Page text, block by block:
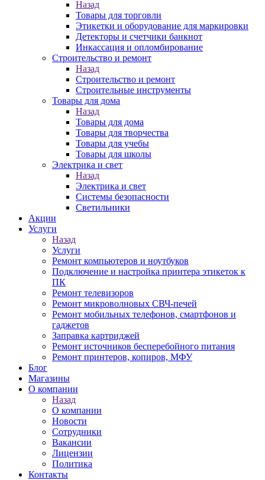
Назад
Товары для торговли
Этикетки и оборудование для маркировки
Детекторы и счетчики банкнот
Инкассация и опломбирование
Строительство и ремонт
Назад
Строительство и ремонт
Строительные инструменты
Товары для дома
Назад
Товары для дома
Товары для творчества
Товары для учебы
Товары для школы
Электрика и свет
Назад
Электрика и свет
Системы безопасности
Светильники
Акции
Услуги
Назад
Услуги
Ремонт компьютеров и ноутбуков
Подключение и настройка принтера этикеток к
ПК
Ремонт телевизоров
Ремонт микроволновых СВЧ-печей
Ремонт мобильных телефонов, смартфонов и
гаджетов
Заправка картриджей
Ремонт источников бесперебойного питания
Ремонт принтеров, копиров, МФУ
Блог
Магазины
О компании
Назад
О компании
Новости
Сотрудники
Вакансии
Лицензии
Политика
Контакты